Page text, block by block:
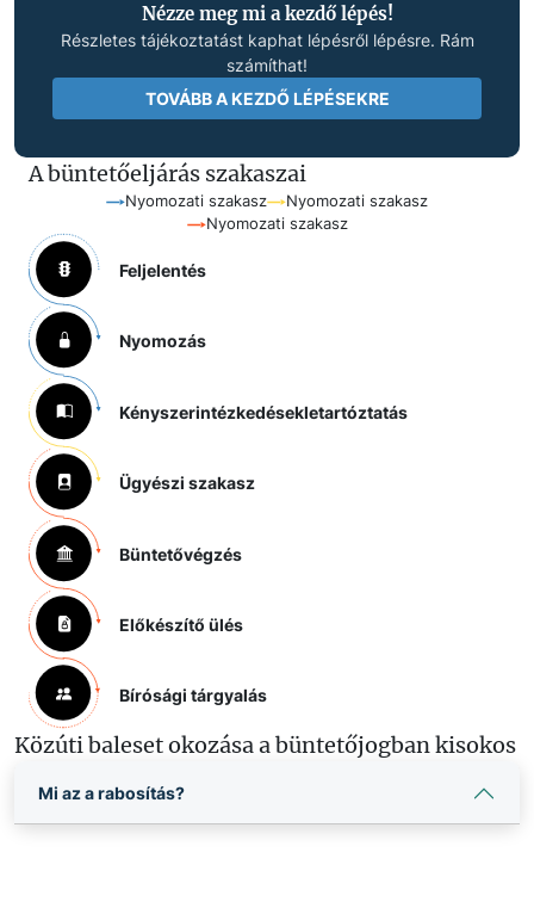
Nézze meg mi a kezdő lépés!
Részletes tájékoztatást kaphat lépésről lépésre. Rám
számíthat!
TOVÁBB A KEZDŐ LÉPÉSEKRE
A büntetőeljárás szakaszai
Nyomozati szakasz
Nyomozati szakasz
Nyomozati szakasz
Feljelentés
Nyomozás
Kényszerintézkedésekletartóztatás
Ügyészi szakasz
Büntetővégzés
Előkészítő ülés
Bírósági tárgyalás
Közúti baleset okozása a büntetőjogban kisokos
Mi az a rabosítás?